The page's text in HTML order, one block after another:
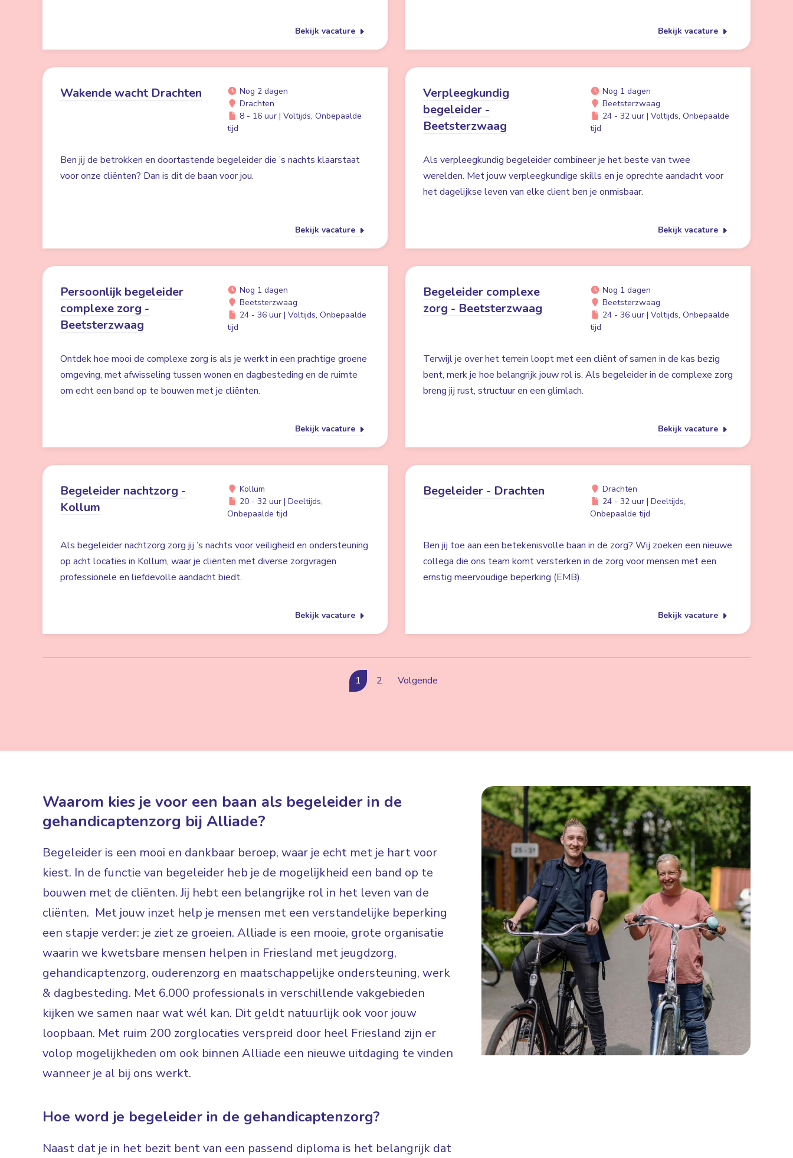
Bekijk vacature Bekijk vacature
Wakende wacht Drachten
Nog 2 dagen
Drachten
8 - 16 uur | Voltijds, Onbepaalde
tijd
Ben jij de betrokken en doortastende begeleider die ’s nachts klaarstaat
voor onze cliënten? Dan is dit de baan voor jou.
Bekijk vacature
Verpleegkundig
begeleider -
Beetsterzwaag
Nog 1 dagen
Beetsterzwaag
24 - 32 uur | Voltijds, Onbepaalde
tijd
Als verpleegkundig begeleider combineer je het beste van twee
werelden. Met jouw verpleegkundige skills en je oprechte aandacht voor
het dagelijkse leven van elke client ben je onmisbaar.
Bekijk vacature
Persoonlijk begeleider
complexe zorg -
Beetsterzwaag
Nog 1 dagen
Beetsterzwaag
24 - 36 uur | Voltijds, Onbepaalde
tijd
Ontdek hoe mooi de complexe zorg is als je werkt in een prachtige groene
omgeving, met afwisseling tussen wonen en dagbesteding en de ruimte
om echt een band op te bouwen met je cliënten.
Bekijk vacature
Begeleider complexe
zorg - Beetsterzwaag
Nog 1 dagen
Beetsterzwaag
24 - 36 uur | Voltijds, Onbepaalde
tijd
Terwijl je over het terrein loopt met een cliënt of samen in de kas bezig
bent, merk je hoe belangrijk jouw rol is. Als begeleider in de complexe zorg
breng jij rust, structuur en een glimlach.
Bekijk vacature
Begeleider nachtzorg -
Kollum
Kollum
20 - 32 uur | Deeltijds,
Onbepaalde tijd
Als begeleider nachtzorg zorg jij ’s nachts voor veiligheid en ondersteuning
op acht locaties in Kollum, waar je cliënten met diverse zorgvragen
professionele en liefdevolle aandacht biedt.
Bekijk vacature
Begeleider - Drachten
Drachten
24 - 32 uur | Deeltijds,
Onbepaalde tijd
Ben jij toe aan een betekenisvolle baan in de zorg? Wij zoeken een nieuwe
collega die ons team komt versterken in de zorg voor mensen met een
ernstig meervoudige beperking (EMB).
Bekijk vacature
1 2 Volgende
Waarom kies je voor een baan als begeleider in de
gehandicaptenzorg bij Alliade?
Begeleider is een mooi en dankbaar beroep, waar je echt met je hart voor
kiest. In de functie van begeleider heb je de mogelijkheid een band op te
bouwen met de cliënten. Jij hebt een belangrijke rol in het leven van de
cliënten. Met jouw inzet help je mensen met een verstandelijke beperking
een stapje verder: je ziet ze groeien. Alliade is een mooie, grote organisatie
waarin we kwetsbare mensen helpen in Friesland met jeugdzorg,
gehandicaptenzorg, ouderenzorg en maatschappelijke ondersteuning, werk
& dagbesteding. Met 6.000 professionals in verschillende vakgebieden
kijken we samen naar wat wél kan. Dit geldt natuurlijk ook voor jouw
loopbaan. Met ruim 200 zorglocaties verspreid door heel Friesland zijn er
volop mogelijkheden om ook binnen Alliade een nieuwe uitdaging te vinden
wanneer je al bij ons werkt.
Hoe word je begeleider in de gehandicaptenzorg?
Naast dat je in het bezit bent van een passend diploma is het belangrijk dat